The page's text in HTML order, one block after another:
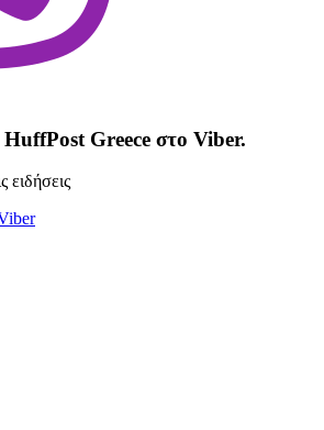
Greece στο Viber.
ειδήσεις